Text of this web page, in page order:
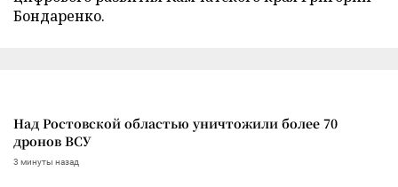
Бондаренко.
Над Ростовской областью уничтожили более 70
дронов ВСУ
3 минуты назад